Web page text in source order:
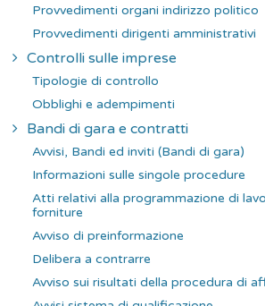
Provvedimenti organi indirizzo politico
Provvedimenti dirigenti amministrativi
Controlli sulle imprese
Tipologie di controllo
Obblighi e adempimenti
Bandi di gara e contratti
Avvisi, Bandi ed inviti (Bandi di gara)
Informazioni sulle singole procedure
Atti relativi alla programmazione di
forniture
Avviso di preinformazione
Delibera a contrarre
Avviso sui risultati della procedura di